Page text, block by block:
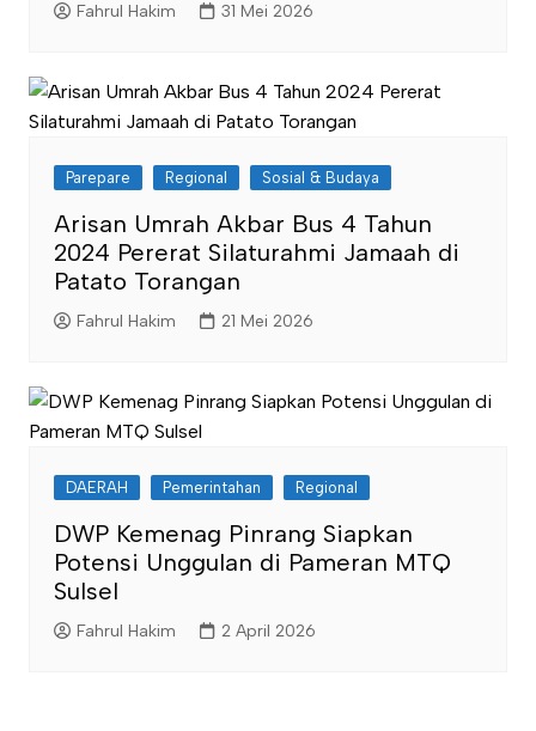
Fahrul Hakim 31 Mei 2026
Parepare Regional Sosial & Budaya
Arisan Umrah Akbar Bus 4 Tahun
2024 Pererat Silaturahmi Jamaah di
Patato Torangan
Fahrul Hakim 21 Mei 2026
DAERAH Pemerintahan Regional
DWP Kemenag Pinrang Siapkan
Potensi Unggulan di Pameran MTQ
Sulsel
Fahrul Hakim 2 April 2026